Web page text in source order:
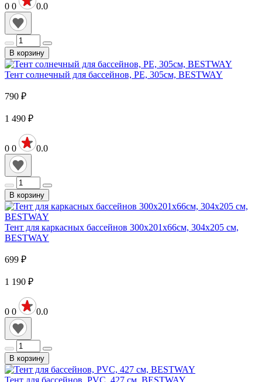
0 0 0.0
В корзину
Тент солнечный для бассейнов, PE, 305см, BESTWAY
790 ₽
1 490 ₽
0 0 0.0
В корзину
Тент для каркасных бассейнов 300х201х66см, 304х205 см,
BESTWAY
699 ₽
1 190 ₽
0 0 0.0
В корзину
Тент для бассейнов, PVC, 427 см, BESTWAY